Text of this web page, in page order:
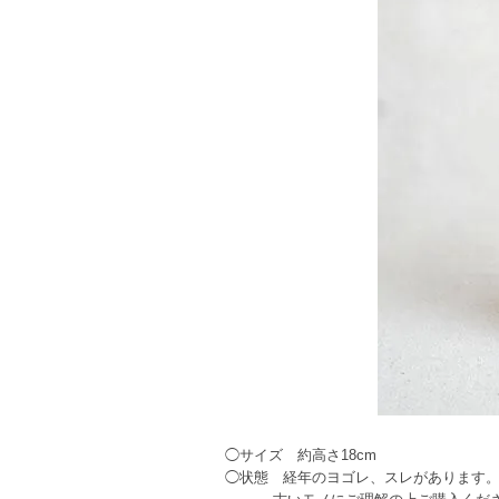
◯サイズ 約高さ18cm
◯状態 経年のヨゴレ、スレがあります。